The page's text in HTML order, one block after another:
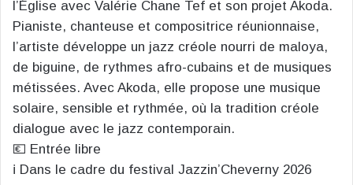
l’Église avec Valérie Chane Tef et son projet Akoda.
Pianiste, chanteuse et compositrice réunionnaise,
l’artiste développe un jazz créole nourri de maloya,
de biguine, de rythmes afro-cubains et de musiques
métissées. Avec Akoda, elle propose une musique
solaire, sensible et rythmée, où la tradition créole
dialogue avec le jazz contemporain.
💶 Entrée libre
ℹ️ Dans le cadre du festival Jazzin’Cheverny 2026